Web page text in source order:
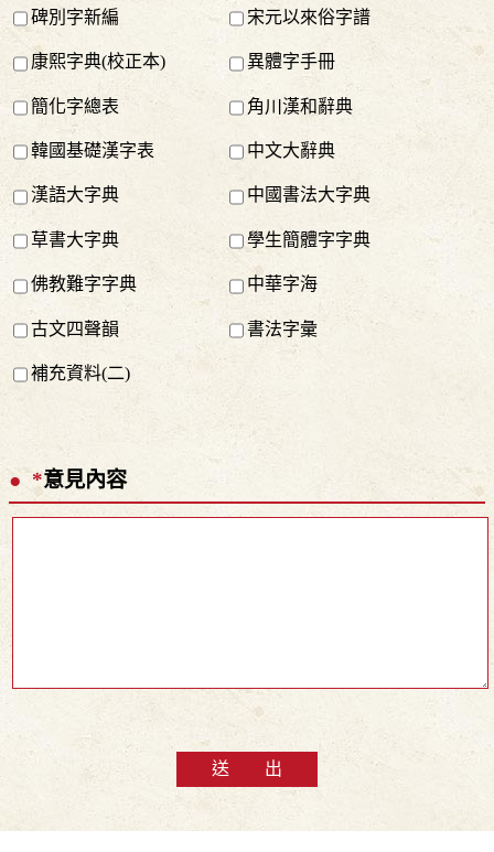
碑別字新編 宋元以來俗字譜
康熙字典(校正本) 異體字手冊
簡化字總表 角川漢和辭典
韓國基礎漢字表 中文大辭典
漢語大字典 中國書法大字典
草書大字典 學生簡體字字典
佛教難字字典 中華字海
古文四聲韻 書法字彙
補充資料(二)
*意見內容
送 出